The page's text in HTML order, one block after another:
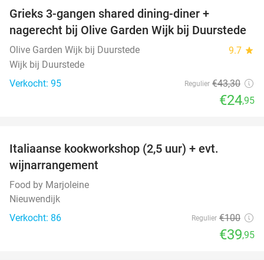
Grieks 3-gangen shared dining-diner +
nagerecht bij Olive Garden Wijk bij Duurstede
Olive Garden Wijk bij Duurstede 9.7 star
Wijk bij Duurstede
Verkocht: 95
Regulier €43,30
€24,95
Italiaanse kookworkshop (2,5 uur) + evt.
wijnarrangement
Food by Marjoleine
Nieuwendijk
Verkocht: 86
Regulier €100
€39,95